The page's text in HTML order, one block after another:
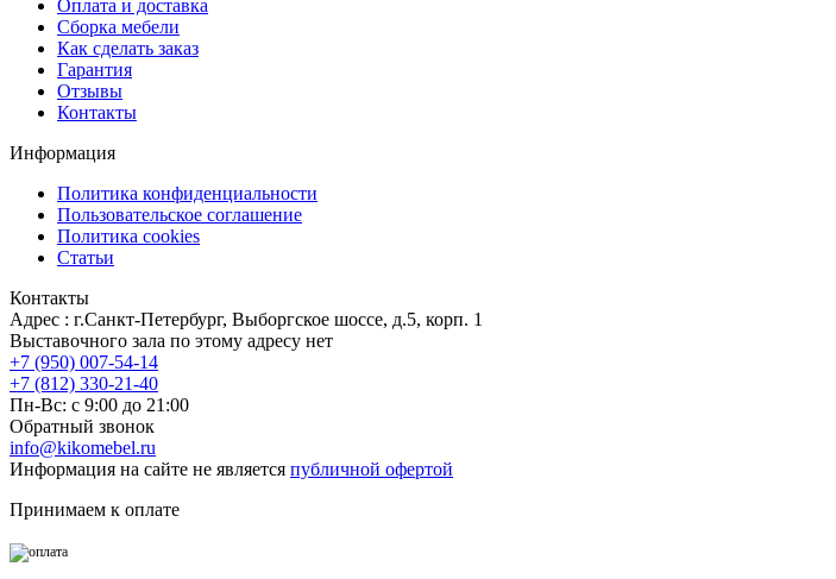
Оплата и доставка
Сборка мебели
Как сделать заказ
Гарантия
Отзывы
Контакты
Информация
Политика конфиденциальности
Пользовательское соглашение
Политика cookies
Статьи
Контакты
Адрес : г.Санкт-Петербург, Выборгское шоссе, д.5, корп. 1
Выставочного зала по этому адресу нет
+7 (950) 007-54-14
+7 (812) 330-21-40
Пн-Вс: с 9:00 до 21:00
Обратный звонок
info@kikomebel.ru
Информация на сайте не является публичной офертой
Принимаем к оплате